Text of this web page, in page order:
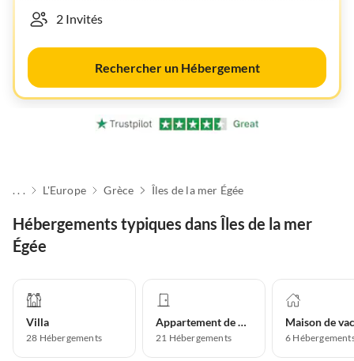
Rechercher un Hébergement
. . . L'Europe Grèce Îles de la mer Égée
Hébergements typiques dans Îles de la mer
Égée
Villa
28 Hébergements
Appartement de vacances
21 Hébergements 6